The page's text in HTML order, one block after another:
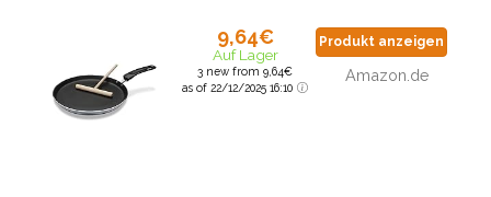
9,64€
Auf Lager
3 new from 9,64€
as of 22/12/2025 16:10
Produkt anzeigen
Amazon.de